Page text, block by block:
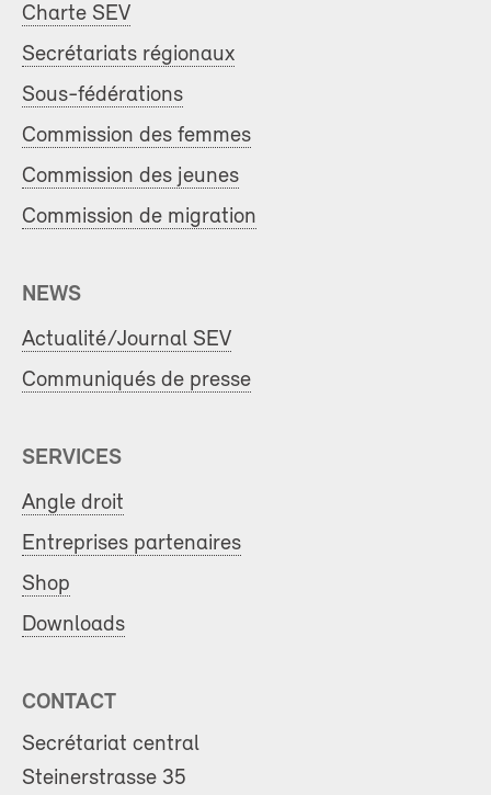
Charte SEV
Secrétariats régionaux
Sous-fédérations
Commission des femmes
Commission des jeunes
Commission de migration
NEWS
Actualité/Journal SEV
Communiqués de presse
SERVICES
Angle droit
Entreprises partenaires
Shop
Downloads
CONTACT
Secrétariat central
Steinerstrasse 35